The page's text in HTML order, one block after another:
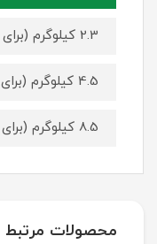
2.3 کیلوگرم (برای سایز 70 در 50)
4.5 کیلوگرم (برای سایز 100 در 70)
8.5 کیلوگرم (برای سایز 140 در 100)
محصولات مرتبط